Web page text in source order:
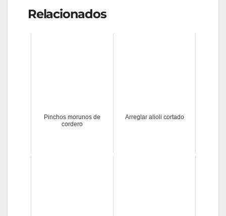
Relacionados
Pinchos morunos de
cordero
Arreglar alioli cortado